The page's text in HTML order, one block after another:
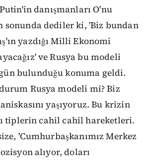
danışmanları O'nu
sonunda dediler ki, 'Biz bundan
yazdığı Milli Ekonomi
ve Rusya bu modeli
bulunduğu konuma geldi.
Rusya modeli mi? Biz
yaşıyoruz. Bu krizin
tiplerin cahil cahil hareketleri.
'Cumhurbaşkanımız Merkez
alıyor, doları